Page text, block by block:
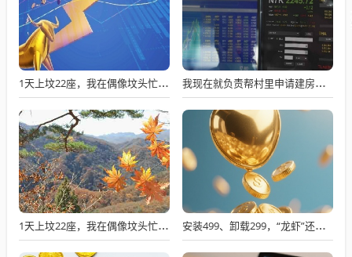
1天上坟22座，我在偶像坟头忙疯了 我现在就负责帮村里申请建房的工作，现在村里不是盖不起，是没地没指标！
1天上坟22座，我在偶像坟头忙疯了 安装499、卸载299，“龙虾”还能“活”多久？